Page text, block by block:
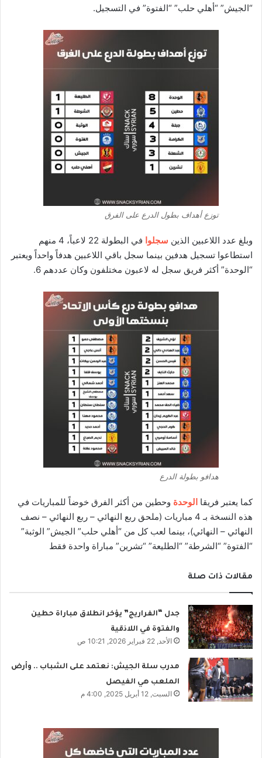
“الجيش” “أهلي حلب” “الفتوة” في التسجيل.
توزع أهداف بطول الدرع على الفرق
وبلغ عدد اللاعبين الذين سجلوا
في البطولة 22 لاعباً، 4 منهم
استطاعوا تسجيل هدفين بينما سجل باقي اللاعبين هدفاً واحداً ويعتبر
“الوحدة” أكثر فريق سجل له لاعبون مختلفون وكان عددهم 6.
هدافو بطولة الدرع
كما يعتبر فريقا الوحدة وحطين من أكثر الفرق خوضاً للمباريات في
هذه النسخة بـ 4 مباريات (ملحق ربع النهائي – ربع النهائي – نصف
النهائي – النهائي)، بينما لعب كل من “أهلي حلب” الجيش” الوثبة”
“الفتوة” “الشرطة” “الطليعة” “تشرين” مباراة واحدة فقط
مقالات ذات صلة
جدل “الفراريج” يؤخر انطلاق مباراة حطين
والفتوة في اللاذقية
الأحد, 22 فبراير 2026, 10:21 ص
مدرب سلة الجيش: نعتمد على الشباب .. وأرض
الملعب هي الفيصل
السبت, 12 أبريل 2025, 4:00 م